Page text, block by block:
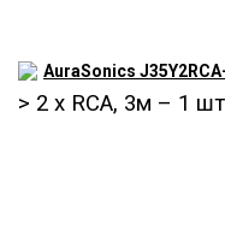
AuraSonics
> 2 x RCA, 3м – 1 шт